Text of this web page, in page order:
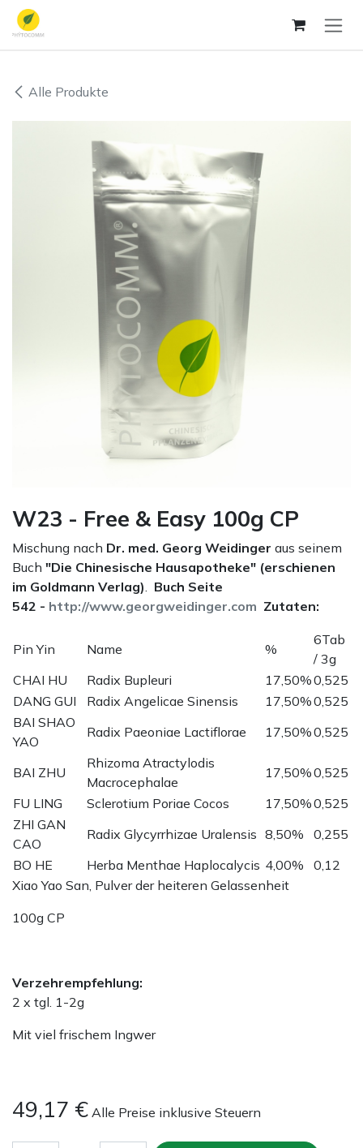
Zum Inhalt springen
Alle Produkte
W23 - Free & Easy 100g CP
Mischung nach Dr. med. Georg Weidinger aus seinem
Buch "Die Chinesische Hausapotheke" (erschienen
im Goldmann Verlag)
Buch Seite
542 - http://www.georgweidinger.com Zutaten:
Pin Yin Name %
6Tab
/ 3g
CHAI HU
Radix Bupleuri 17,50%0,525
DANG GUI
Radix Angelicae Sinensis 17,50%0,525
BAI SHAO
YAO
Radix Paeoniae Lactiflorae 17,50%0,525
BAI ZHU
Rhizoma Atractylodis
Macrocephalae
17,50%0,525
FU LING
Sclerotium Poriae Cocos 17,50%0,525
ZHI GAN
CAO
Radix Glycyrrhizae Uralensis 8,50%
0,255
BO HE
Herba Menthae Haplocalycis 4,00%
0,12
Xiao Yao San, Pulver der heiteren Gelassenheit
100g CP
Verzehrempfehlung:
2 x tgl. 1-2g
Mit viel frischem Ingwer
49,17 € Alle Preise inklusive Steuern